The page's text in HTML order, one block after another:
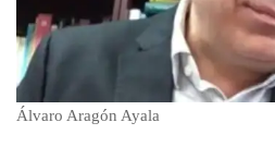
Álvaro Aragón Ayala